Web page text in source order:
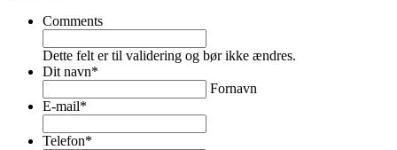
Comments
Dette felt er til validering og bør ikke ændres.
Dit navn*
Fornavn
E-mail*
Telefon*